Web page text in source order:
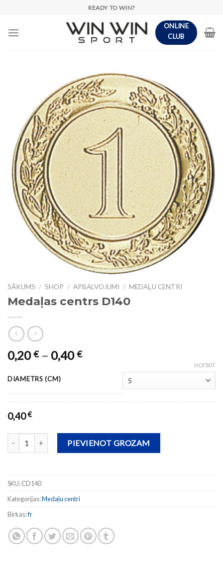
content
READY TO WIN?
ONLINE
CLUB
SĀKUMS / SHOP / APBALVOJUMI / MEDAĻU CENTRI
Medaļas centrs D140
0,20€– 0,40€
DIAMETRS (CM)
NOTĪRĪT
0,40€
Medaļas centrs D140 daudzumsPIEVIENOT GROZAM
SKU:CD140
Kategorijas:Medaļu centri
Birkas:fr